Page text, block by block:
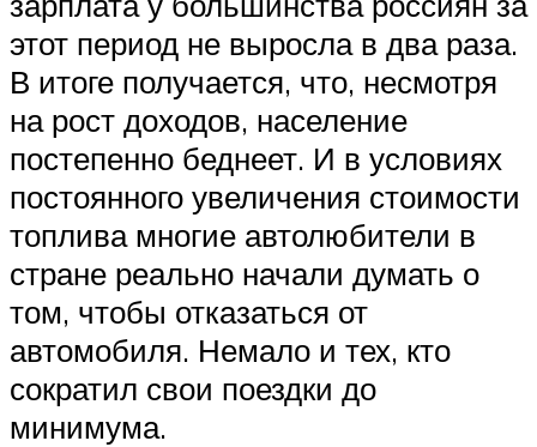
этот период не выросла в два раза.
В итоге получается, что, несмотря
на рост доходов, население
постепенно беднеет. И в условиях
постоянного увеличения стоимости
топлива многие автолюбители в
стране реально начали думать о
том, чтобы отказаться от
автомобиля. Немало и тех, кто
сократил свои поездки до
минимума.